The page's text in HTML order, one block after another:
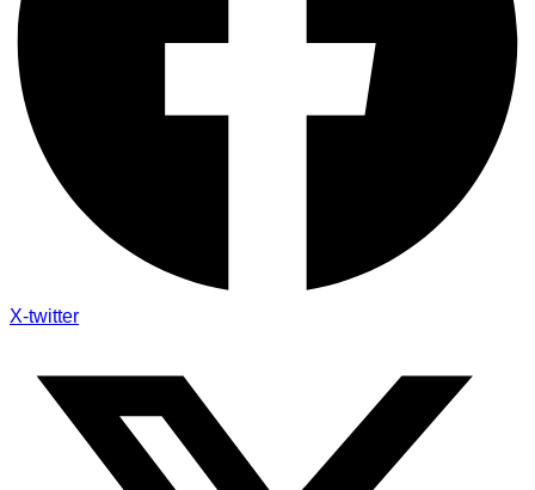
X-twitter